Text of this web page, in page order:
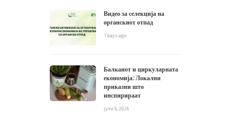
Видео за селекција на
органскиот отпад
7 days ago
Балканот и циркуларната
економија: Локални
приказни што
инспирираат
јули 8, 2026